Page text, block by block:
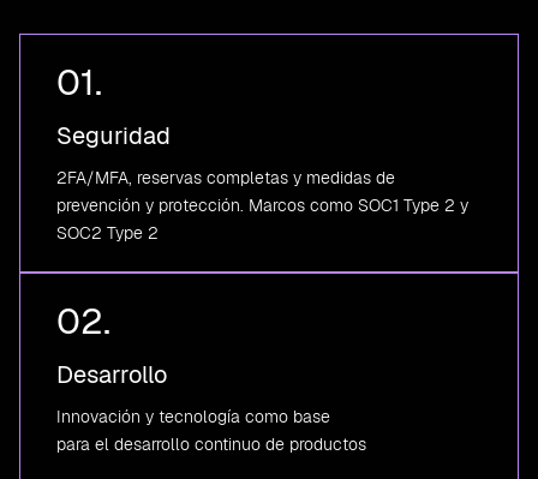
Seguridad
01.
2FA/MFA, reservas completas y medidas de
prevención y protección. Marcos como SOC1 Type 2 y
SOC2 Type 2
Desarrollo
Innovación y tecnología como base
para el desarrollo continuo de productos
02.